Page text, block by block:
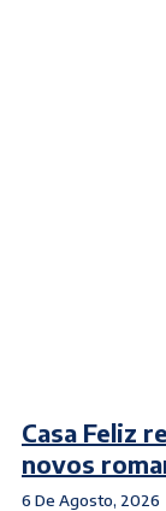
Casa Feliz
novos
6 De Agosto, 2026